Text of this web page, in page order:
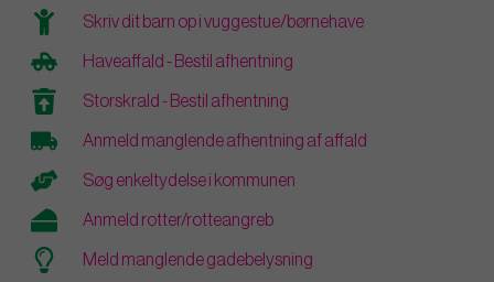
Skriv dit barn op i vuggestue/børnehave
Haveaffald - Bestil afhentning
Storskrald - Bestil afhentning
Anmeld manglende afhentning af affald
Søg enkeltydelse i kommunen
Anmeld rotter/rotteangreb
Meld manglende gadebelysning